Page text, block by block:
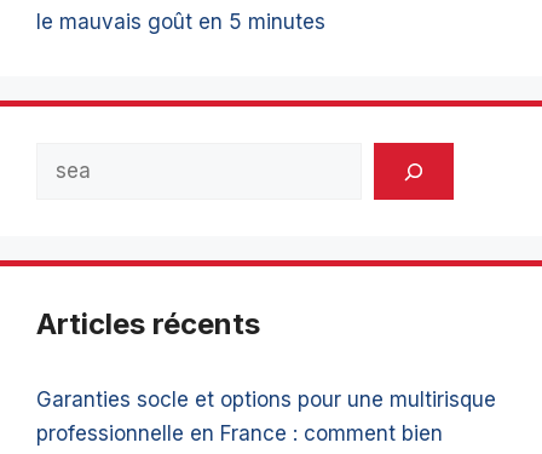
le mauvais goût en 5 minutes
Articles récents
Garanties socle et options pour une multirisque
professionnelle en France : comment bien